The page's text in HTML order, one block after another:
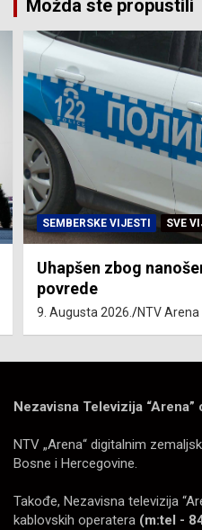
Možda ste propustili
SVE VIJESTI
Dan
4. Augusta
Nezavisna Televizija
NTV „Arena“ digitalnim
Bosne i Hercegovine.
Takođe, Nezavisna televizija
kablovskih operatera (m:tel -